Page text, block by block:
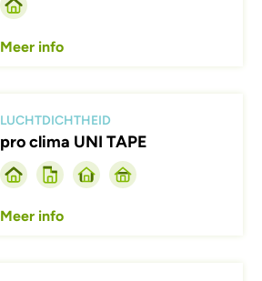
Meer info
LUCHTDICHTHEID
pro clima UNI TAPE
Meer info